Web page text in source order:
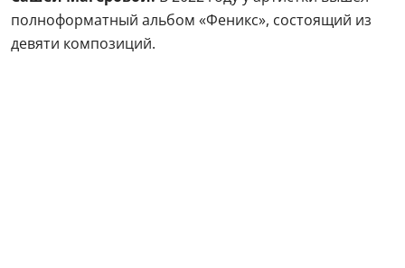
полноформатный альбом «Феникс», состоящий из
девяти композиций.